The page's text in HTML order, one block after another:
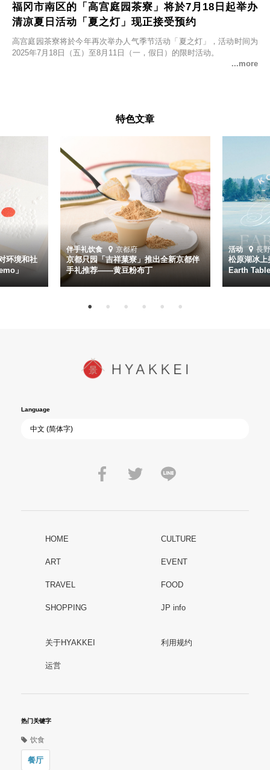
福冈市南区的「高宫庭园茶寮」将於7月18日起举办
清凉夏日活动「夏之灯」现正接受预约
高宫庭园茶寮将於今年再次举办人气季节活动「夏之灯」，活动时间为
2025年7月18日（五）至8月11日（一，假日）的限时活动。
特色文章
环境和社
」
伴手礼饮食 京都府
京都只园「吉祥菓寮」推出全新京都伴
手礼推荐——黄豆粉布丁
活动 長
松原湖冰
Earth
Language
HOME CULTURE
ART EVENT
TRAVEL FOOD
SHOPPING JP info
关于HYAKKEI 利用规约
运営
热门关键字
饮食
餐厅